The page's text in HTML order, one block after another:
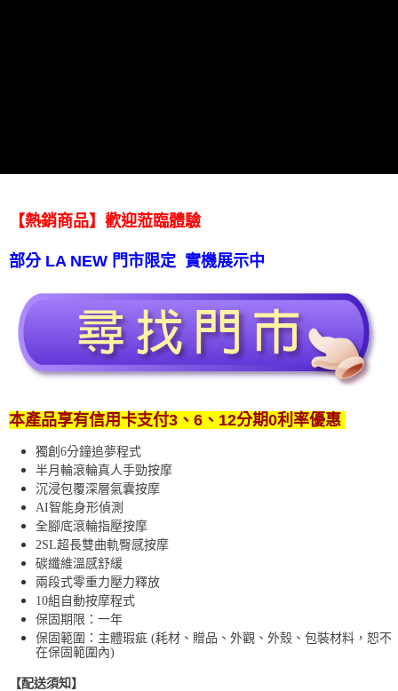
【熱銷商品】歡迎蒞臨體驗
部分 LA NEW 門市限定 實機展示中
本產品享有信用卡支付3、6、12分期0利率優惠
獨創6分鐘追夢程式
半月輪滾輪真人手勁按摩
沉浸包覆深層氣囊按摩
AI智能身形偵測
全腳底滾輪指壓按摩
2SL超長雙曲軌臀感按摩
碳纖維溫感舒緩
兩段式零重力壓力釋放
10組自動按摩程式
保固期限：一年
保固範圍：主體瑕疵 (耗材、贈品、外觀、外殼、包裝材料，恕不
在保固範圍內)
【配送須知】